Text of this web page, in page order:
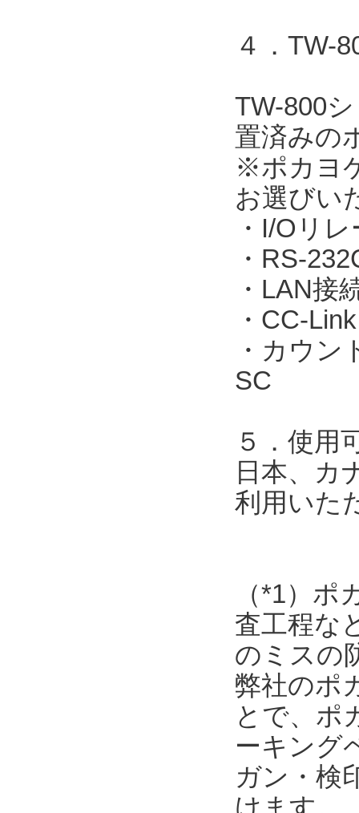
４．TW-
TW-800
置済みの
※ポカヨ
お選びい
・I/Oリ
・RS-
・LAN接
・CC-
・カウン
SC
５．使用
日本、カ
利用いた
（*1）
査工程な
のミスの
弊社のポ
とで、ポ
ーキング
ガン・検
けます。